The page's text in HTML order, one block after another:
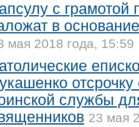
с грамотой
в
мая 2018 года, 15:59
службы
23 мая